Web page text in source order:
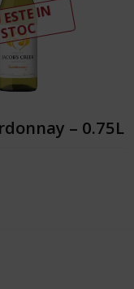
I
OC
– 0.75L